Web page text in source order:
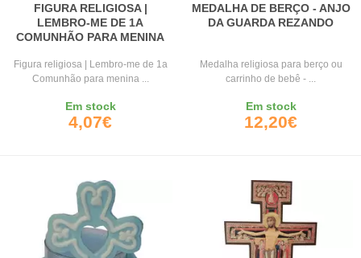
FIGURA RELIGIOSA |
LEMBRO-ME DE 1A
COMUNHÃO PARA MENINA
Figura religiosa | Lembro-me de 1a
Comunhão para menina ...
Em stock
4,07€
MEDALHA DE BERÇO - ANJO
DA GUARDA REZANDO
Medalha religiosa para berço ou
carrinho de bebê - ...
Em stock
12,20€